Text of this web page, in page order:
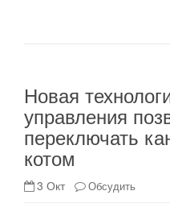
Новая
управления
переключать
котом
3 Окт Обсудить